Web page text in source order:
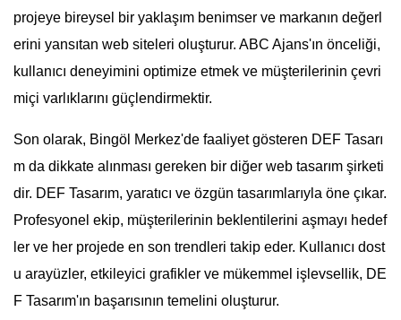
projeye bireysel bir yaklaşım benimser ve markanın değerl
erini yansıtan web siteleri oluşturur. ABC Ajans'ın önceliği,
kullanıcı deneyimini optimize etmek ve müşterilerinin çevri
miçi varlıklarını güçlendirmektir.
Son olarak, Bingöl Merkez'de faaliyet gösteren DEF Tasarı
m da dikkate alınması gereken bir diğer web tasarım şirketi
dir. DEF Tasarım, yaratıcı ve özgün tasarımlarıyla öne çıkar.
Profesyonel ekip, müşterilerinin beklentilerini aşmayı hedef
ler ve her projede en son trendleri takip eder. Kullanıcı dost
u arayüzler, etkileyici grafikler ve mükemmel işlevsellik, DE
F Tasarım'ın başarısının temelini oluşturur.